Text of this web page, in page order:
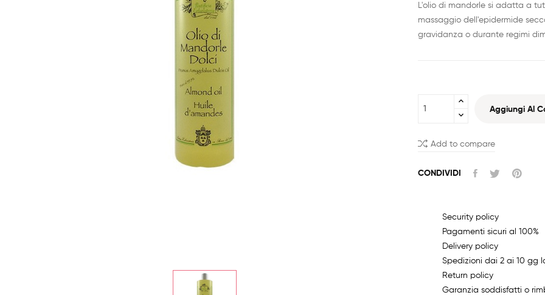
L'olio di mandorle si adatta a
massaggio dell'epidermide
gravidanza o durante regimi
Aggiungi Al
Add to compare
CONDIVIDI
Security policy
Pagamenti sicuri al 100%
Delivery policy
Spedizioni dai 2 ai 10 gg
Return policy
Garanzia soddisfatti o